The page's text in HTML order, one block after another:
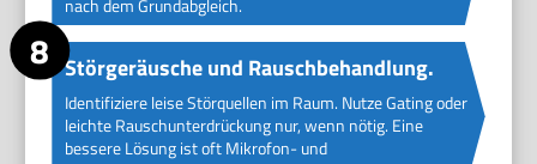
nach dem Grundabgleich.
Störgeräusche und Rauschbehandlung.
Identifiziere leise Störquellen im Raum. Nutze Gating oder
leichte Rauschunterdrückung nur, wenn nötig. Eine
bessere Lösung ist oft Mikrofon- und